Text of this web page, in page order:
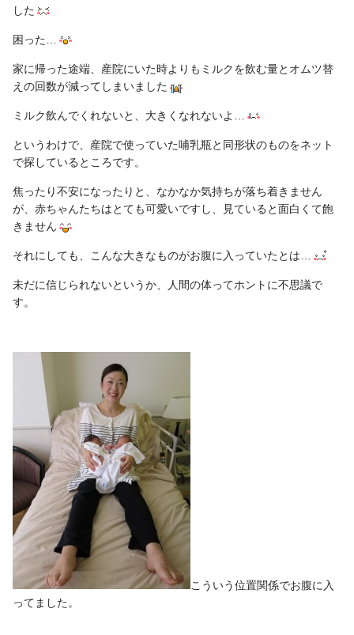
した
困った…
家に帰った途端、産院にいた時よりもミルクを飲む量とオムツ替
えの回数が減ってしまいました
ミルク飲んでくれないと、大きくなれないよ…
というわけで、産院で使っていた哺乳瓶と同形状のものをネット
で探しているところです。
焦ったり不安になったりと、なかなか気持ちが落ち着きません
が、赤ちゃんたちはとても可愛いですし、見ていると面白くて飽
きません
それにしても、こんな大きなものがお腹に入っていたとは…
未だに信じられないというか、人間の体ってホントに不思議で
す。
こういう位置関係でお腹に入
ってました。